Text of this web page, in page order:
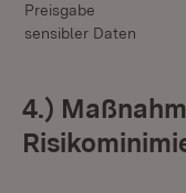
Preisgabe
sensibler Daten
4.)